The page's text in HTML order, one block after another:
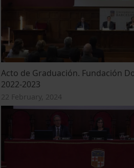
Acto de Graduación. Fundación
2022-2023
22 February, 2024